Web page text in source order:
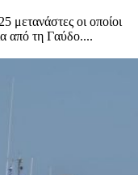
μετανάστες οι οποίοι
από τη Γαύδο....